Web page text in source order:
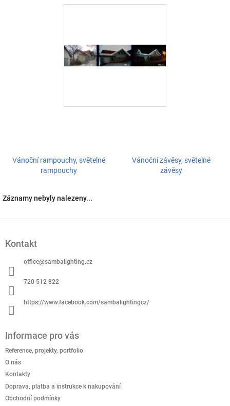
Vánoční rampouchy, světelné
rampouchy
Vánoční závěsy, světelné
závěsy
Záznamy nebyly nalezeny...
Kontakt
office@sambalighting.cz
720 512 822
https://www.facebook.com/sambalightingcz/
Informace pro vás
Reference, projekty, portfolio
O nás
Kontakty
Doprava, platba a instrukce k nakupování
Obchodní podmínky